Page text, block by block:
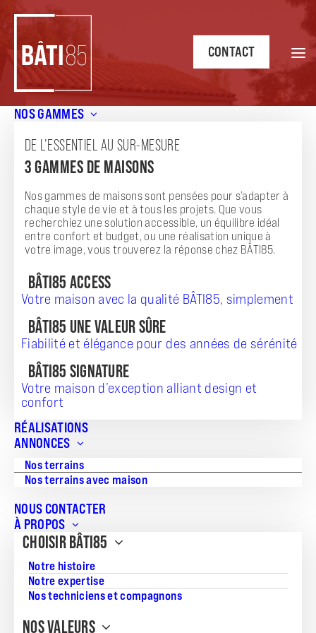
NOS GAMMES
DE L’ESSENTIEL AU SUR-MESURE
3 GAMMES DE MAISONS
Nos gammes de maisons sont pensées pour s’adapter à
chaque style de vie et à tous les projets. Que vous
recherchiez une solution accessible, un équilibre idéal
entre confort et budget, ou une réalisation unique à
votre image, vous trouverez la réponse chez BÂTI85.
BÂTI85 ACCESS
Votre maison avec la qualité BÂTI85, simplement
BÂTI85 UNE VALEUR SÛRE
Fiabilité et élégance pour des années de sérénité
BÂTI85 SIGNATURE
Votre maison d’exception alliant design et
confort
RÉALISATIONS
ANNONCES
Nos terrains
Nos terrains avec maison
NOUS CONTACTER
À PROPOS
CHOISIR BÂTI85
Notre histoire
Notre expertise
Nos techniciens et compagnons
NOS VALEURS
CONTACT
terrain à Saint Père en Retz (44320)
ANNONCE
MAISON NEUVE EVASION 44.2 M² AVEC
TERRAIN À SAINT PÈRE EN RETZ (44320)
TERRAIN + MAISON
169 951
LB-S23-001
Surface du terrain:
250
Superficie de la maison:
44.2